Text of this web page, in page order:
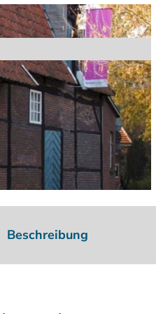
Beschreibung